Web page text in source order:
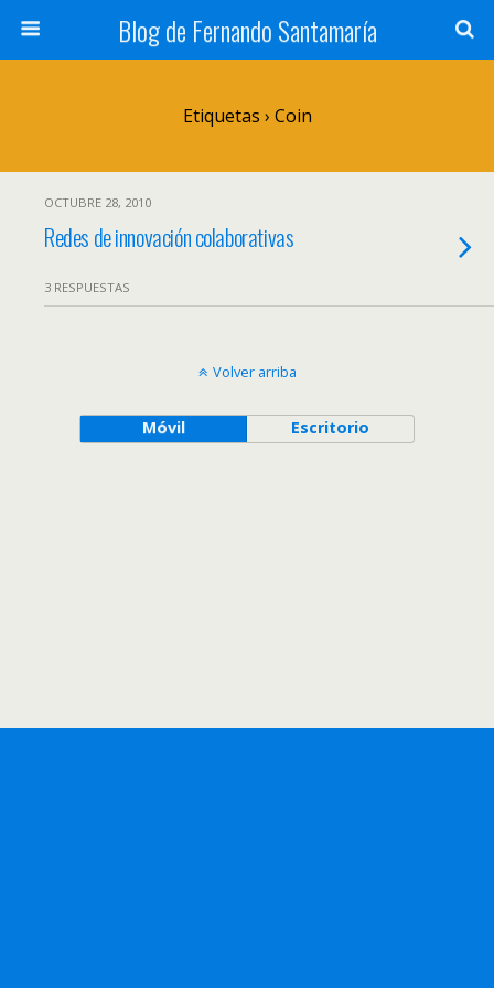
Blog de Fernando Santamaría
Etiquetas › Coin
OCTUBRE 28, 2010
Redes de innovación colaborativas
3 RESPUESTAS
Volver arriba
Móvil Escritorio